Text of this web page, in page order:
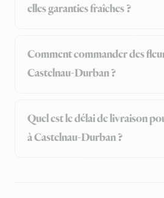
elles garanties fraîches ?
Comment commander des
Castelnau-Durban ?
Quel est le délai de livraison
à Castelnau-Durban ?